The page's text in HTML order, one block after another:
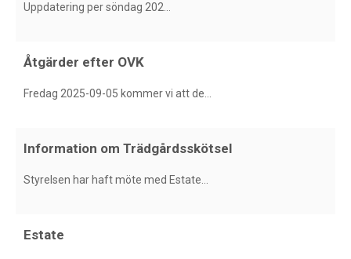
Uppdatering per söndag 202...
Åtgärder efter OVK
Fredag 2025-09-05 kommer vi att de...
Information om Trädgårdsskötsel
Styrelsen har haft möte med Estate...
Estate